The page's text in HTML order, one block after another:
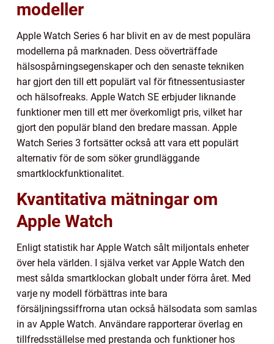
modeller
Apple Watch Series 6 har blivit en av de mest populära
modellerna på marknaden. Dess oöverträffade
hälsospårningsegenskaper och den senaste tekniken
har gjort den till ett populärt val för fitnessentusiaster
och hälsofreaks. Apple Watch SE erbjuder liknande
funktioner men till ett mer överkomligt pris, vilket har
gjort den populär bland den bredare massan. Apple
Watch Series 3 fortsätter också att vara ett populärt
alternativ för de som söker grundläggande
smartklockfunktionalitet.
Kvantitativa mätningar om
Apple Watch
Enligt statistik har Apple Watch sålt miljontals enheter
över hela världen. I själva verket var Apple Watch den
mest sålda smartklockan globalt under förra året. Med
varje ny modell förbättras inte bara
försäljningssiffrorna utan också hälsodata som samlas
in av Apple Watch. Användare rapporterar överlag en
tillfredsställelse med prestanda och funktioner hos